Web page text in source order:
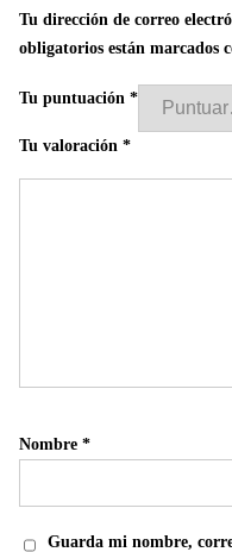
Tu dirección de correo
obligatorios están marcados
Tu puntuación *
Tu valoración *
Nombre *
Guarda mi nombre,